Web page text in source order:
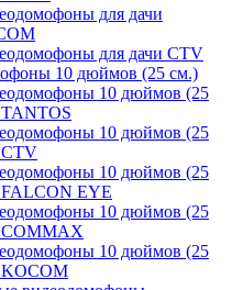
для дачи
для дачи CTV
10 дюймов (25 см.)
10 дюймов (25
10 дюймов (25
10 дюймов (25
EYE
10 дюймов (25
10 дюймов (25